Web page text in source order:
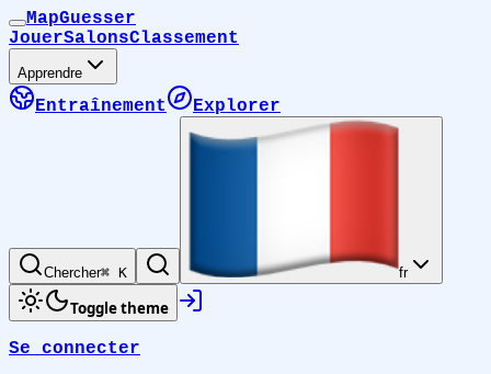
MapGuesser
JouerSalonsClassement
Apprendre
Entraînement Explorer
Chercher⌘ K fr
Toggle theme
Se connecter